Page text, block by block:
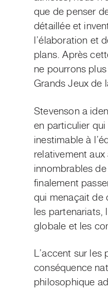
que de penser
détaillée et
l’élaboration et
plans. Après
ne pourrons
Grands Jeux de
Stevenson a
en particulier
inestimable à
relativement
innombrables
finalement
qui menaçait de
les partenariats,
globale et les
L’accent sur les
conséquence
philosophique